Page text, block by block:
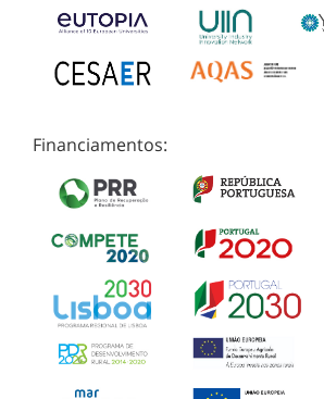
Financiamentos: